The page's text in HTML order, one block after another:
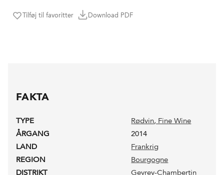
Tilføj til favoritter Download PDF
FAKTA
TYPE Rødvin, Fine Wine
ÅRGANG
2014
LAND
Frankrig
REGION
Bourgogne
DISTRIKT
Gevrey-Chambertin